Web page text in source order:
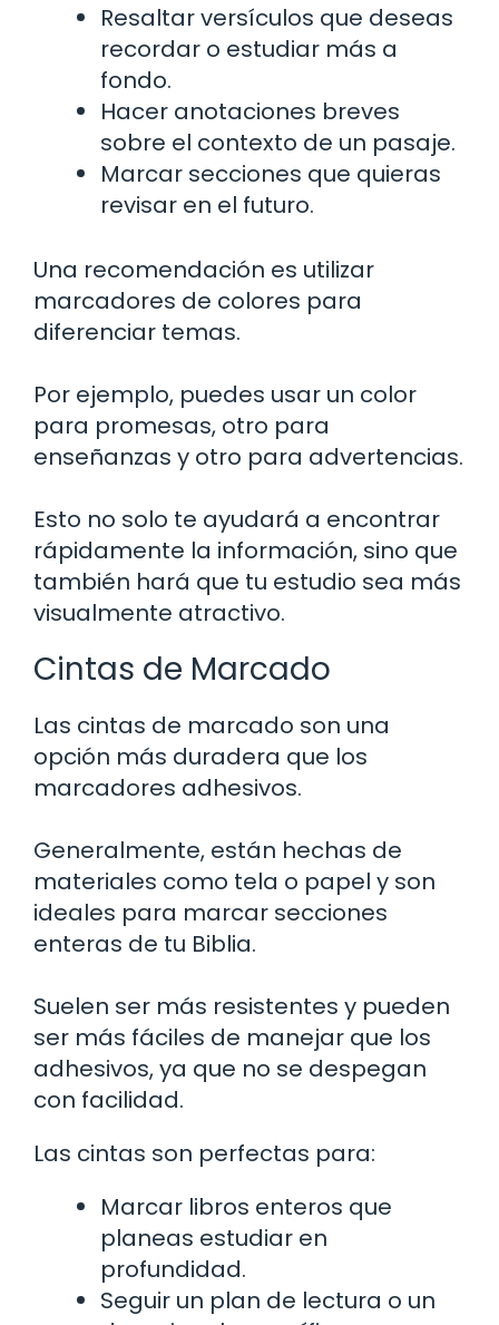
Resaltar versículos que deseas
recordar o estudiar más a
fondo.
Hacer anotaciones breves
sobre el contexto de un pasaje.
Marcar secciones que quieras
revisar en el futuro.
Una recomendación es utilizar
marcadores de colores para
diferenciar temas.
Por ejemplo, puedes usar un color
para promesas, otro para
enseñanzas y otro para advertencias.
Esto no solo te ayudará a encontrar
rápidamente la información, sino que
también hará que tu estudio sea más
visualmente atractivo.
Cintas de Marcado
Las cintas de marcado son una
opción más duradera que los
marcadores adhesivos.
Generalmente, están hechas de
materiales como tela o papel y son
ideales para marcar secciones
enteras de tu Biblia.
Suelen ser más resistentes y pueden
ser más fáciles de manejar que los
adhesivos, ya que no se despegan
con facilidad.
Las cintas son perfectas para:
Marcar libros enteros que
planeas estudiar en
profundidad.
Seguir un plan de lectura o un